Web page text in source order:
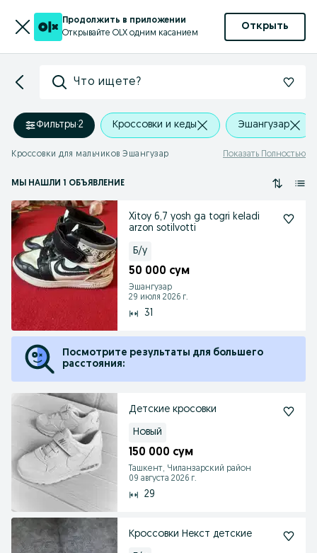
Продолжить в приложении
Открывайте OLX одним касанием
Открыть
Что ищете?
Фильтры·2 Кроссовки и кеды Эшангузар
Кроссовки для мальчиков Эшангузар Показать Полностью
МЫ НАШЛИ 1 ОБЪЯВЛЕНИЕ
Xitoy 6,7 yosh ga togri keladi
arzon sotilvotti
Б/у
50 000 сум
Эшангузар
29 июля 2026 г.
31
Посмотрите результаты для большего
расстояния:
Детские кросовки
Новый
150 000 сум
Ташкент, Чиланзарский район
09 августа 2026 г.
29
Кроссовки Некст детские